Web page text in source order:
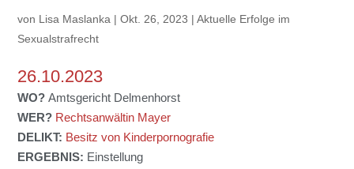
von Lisa Maslanka |Okt. 26, 2023 |Aktuelle Erfolge im
Sexualstrafrecht
26.10.2023
WO?Amtsgericht Delmenhorst
WER? Rechtsanwältin Mayer
DELIKT: Besitz von Kinderpornografie
ERGEBNIS: Einstellung